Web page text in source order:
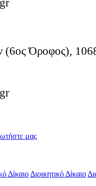
(6ος Όροφος),
μας
Δίκαιο Διοικητικό Δίκαιο